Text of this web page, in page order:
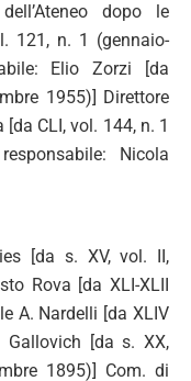
dopo le
121, n. 1 (gennaio-
Elio Zorzi [da
1955)] Direttore
CLI, vol. 144, n. 1
Nicola
[da s. XV, vol. II,
Rova [da XLI-XLII
A. Nardelli [da XLIV
Gallovich [da s. XX,
1895)] Com. di